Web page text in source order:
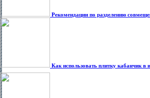
Рекомендации по разделению
Как использовать плитку кабанчик в